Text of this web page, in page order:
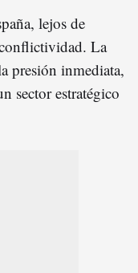
lejos de
La
presión inmediata,
sector estratégico